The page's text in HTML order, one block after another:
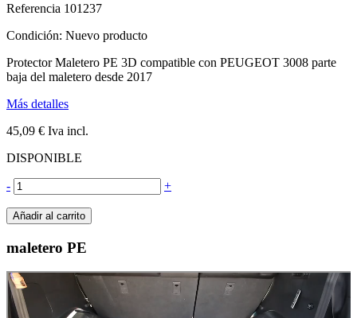
Referencia 101237
Condición: Nuevo producto
Protector Maletero PE 3D compatible con PEUGEOT 3008 parte
baja del maletero desde 2017
Más detalles
45,09 € Iva incl.
DISPONIBLE
- +
Añadir al carrito
maletero PE